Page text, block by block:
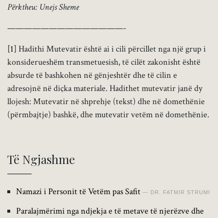
Përktheu: Unejs Sheme
——————————————-
[1] Hadithi Mutevatir është ai i cili përcillet nga një grup i
konsiderueshëm transmetuesish, të cilët zakonisht është
absurde të bashkohen në gënjeshtër dhe të cilin e
adresojnë në diçka materiale. Hadithet mutevatir janë dy
llojesh: Mutevatir në shprehje (tekst) dhe në domethënie
(përmbajtje) bashkë, dhe mutevatir vetëm në domethënie.
Të Ngjashme
Namazi i Personit të Vetëm pas Safit DR. FATMIR STRUMI
Paralajmërimi nga ndjekja e të metave të njerëzve dhe